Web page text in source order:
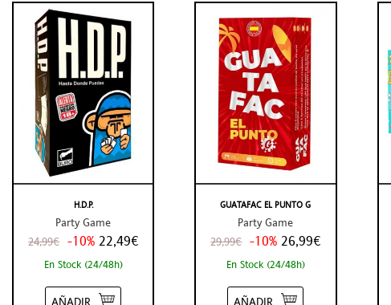
H.D.P.
Party Game
24,99€ -10%22,49€
En Stock (24/48h)
GUATAFAC EL PUNTO G
Party Game
29,99€ -10%26,99€
En Stock (24/48h)